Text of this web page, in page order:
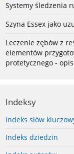
Systemy śledzenia
Szyna Essex jako
Leczenie zębów z
elementów
protetycznego -
Indeksy
Indeks słów
Indeks dziedzin